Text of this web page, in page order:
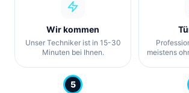
Wir kommen
Unser Techniker ist in 15-30
Minuten bei Ihnen.
meistens
5